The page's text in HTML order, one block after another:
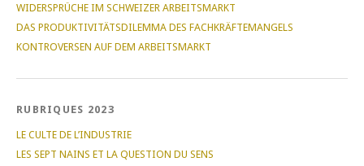
WIDERSPRÜCHE IM SCHWEIZER ARBEITSMARKT
DAS PRODUKTIVITÄTSDILEMMA DES FACHKRÄFTEMANGELS
KONTROVERSEN AUF DEM ARBEITSMARKT
RUBRIQUES 2023
LE CULTE DE L’INDUSTRIE
LES SEPT NAINS ET LA QUESTION DU SENS